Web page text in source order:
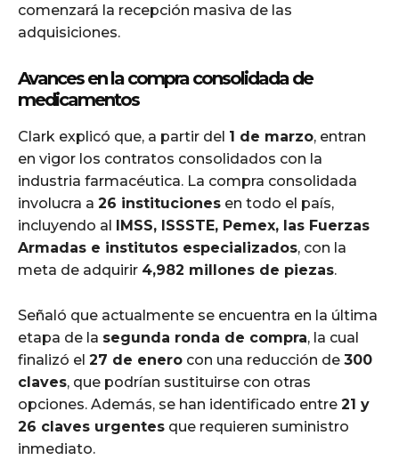
comenzará la recepción masiva de las
adquisiciones.
Avances en la compra consolidada de
medicamentos
Clark explicó que, a partir del 1 de marzo, entran
en vigor los contratos consolidados con la
industria farmacéutica. La compra consolidada
involucra a 26 instituciones en todo el país,
incluyendo al IMSS, ISSSTE, Pemex, las Fuerzas
Armadas e institutos especializados, con la
meta de adquirir 4,982 millones de piezas.
Señaló que actualmente se encuentra en la última
etapa de la segunda ronda de compra, la cual
finalizó el 27 de enero con una reducción de 300
claves, que podrían sustituirse con otras
opciones. Además, se han identificado entre 21 y
26 claves urgentes que requieren suministro
inmediato.